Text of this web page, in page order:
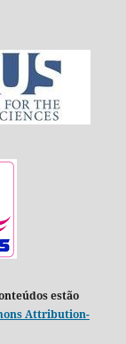
estão
Attribution-